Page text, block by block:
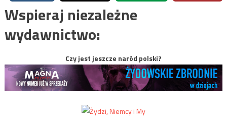
Wspieraj niezależne
wydawnictwo:
Czy jest jeszcze naród polski?